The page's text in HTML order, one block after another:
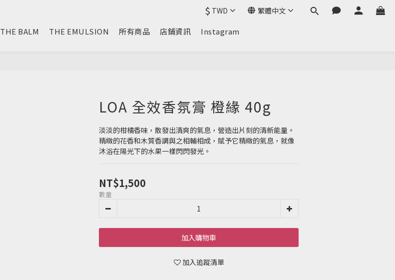
$ TWD 繁體中文
THE BALM THE EMULSION 所有商品 店鋪資訊 Instagram
LOA 全效香氛膏 橙緣 40g
淡淡的柑橘香味，散發出清爽的氣息，營造出片刻的清新能量。
精緻的花香和木質香調與之相輔相成，賦予它精緻的氣息，就像
沐浴在陽光下的水果一樣閃閃發光。
NT$1,500
數量
加入購物車
加入追蹤清單